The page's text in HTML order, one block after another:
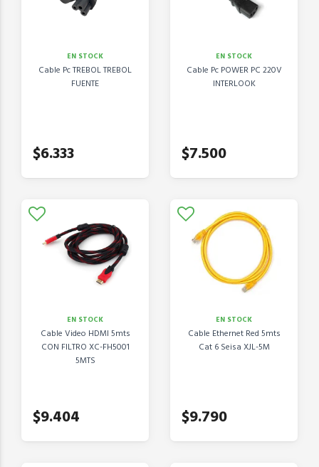
EN STOCK
Cable Pc TREBOL TREBOL
FUENTE
$6.333
EN STOCK
Cable Pc POWER PC 220V
INTERLOOK
$7.500
EN STOCK
Cable Video HDMI 5mts
CON FILTRO XC-FH5001
5MTS
$9.404
EN STOCK
Cable Ethernet Red 5mts
Cat 6 Seisa XJL-5M
$9.790